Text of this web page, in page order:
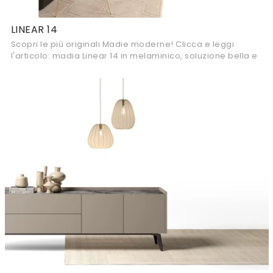
LINEAR 14
Scopri le più originali Madie moderne! Clicca e leggi
l'articolo: madia Linear 14 in melaminico, soluzione bella e